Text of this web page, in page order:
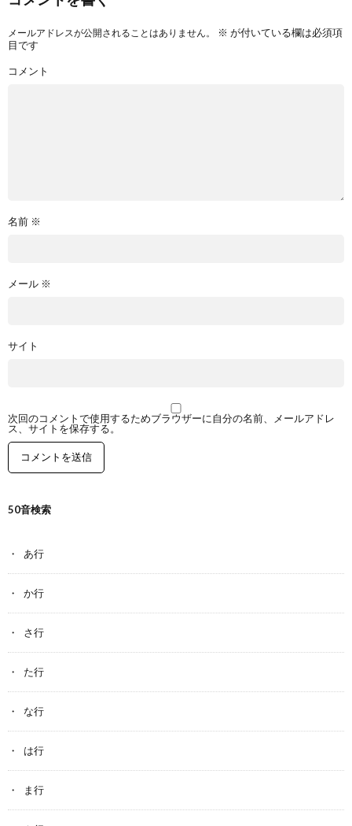
メールアドレスが公開されることはありません。 ※ が付いている欄は必須項
目です
コメント
名前 ※
メール ※
サイト
次回のコメントで使用するためブラウザーに自分の名前、メールアドレ
ス、サイトを保存する。
50音検索
あ行
か行
さ行
た行
な行
は行
ま行